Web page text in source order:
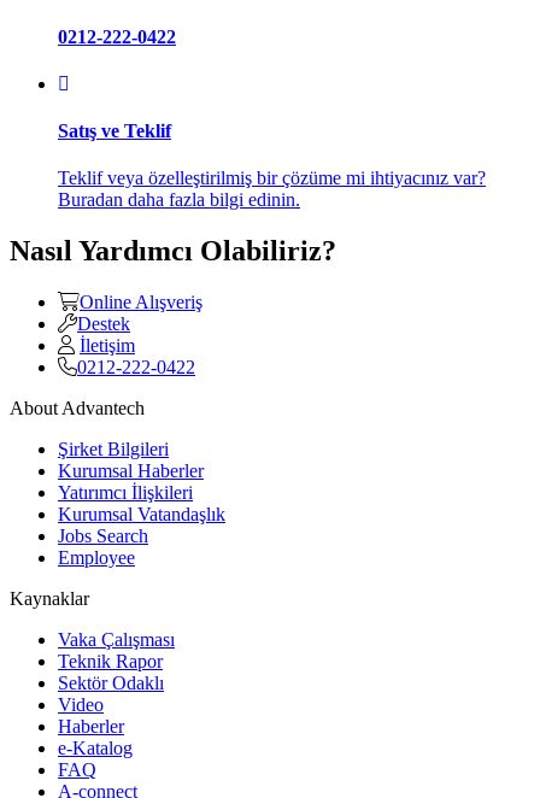
0212-222-0422
Satış ve Teklif
Teklif veya özelleştirilmiş bir çözüme mi ihtiyacınız var?
Buradan daha fazla bilgi edinin.
Nasıl Yardımcı Olabiliriz?
Online Alışveriş
Destek
İletişim
0212-222-0422
About Advantech
Şirket Bilgileri
Kurumsal Haberler
Yatırımcı İlişkileri
Kurumsal Vatandaşlık
Jobs Search
Employee
Kaynaklar
Vaka Çalışması
Teknik Rapor
Sektör Odaklı
Video
Haberler
e-Katalog
FAQ
A-connect